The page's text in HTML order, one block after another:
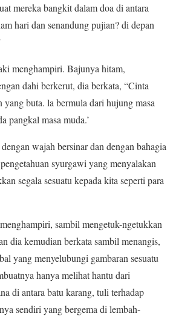
mereka bangkit dalam doa di antara
hari dan senandung pujian? di depan
menghampiri. Bajunya hitam,
dahi berkerut, dia berkata, “Cinta
yang buta. la bermula dari hujung masa
pangkal masa muda.’
wajah bersinar dan dengan bahagia
syurgawi yang menyalakan
segala sesuatu kepada kita seperti para
sambil mengetuk-ngetukkan
dia kemudian berkata sambil menangis,
yang menyelubungi gambaran sesuatu
hanya melihat hantu dari
di antara batu karang, tuli terhadap
sendiri yang bergema di lembah-